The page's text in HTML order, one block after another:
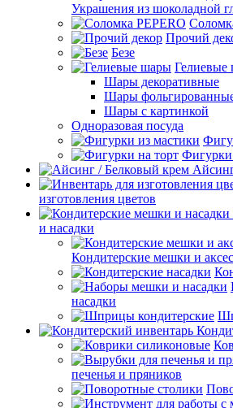
Украшения из шоколадной
Прочий
Безе
Гелиевые
Шары декоративные
Шары
Шары с картинкой
Одноразовая посуда
Фигурки
изготовления цветов
и насадки
Кондитерские мешки и
насадки
печенья и пряников